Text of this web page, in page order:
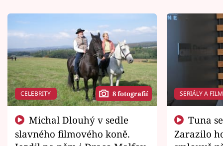
CELEBRITY 8 fotografií
slavného filmového koně.
SERIÁLY A
Zarazilo